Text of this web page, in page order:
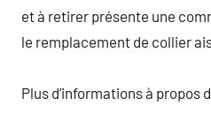
et à retirer présente une
le remplacement de collier
Plus d’informations à propos